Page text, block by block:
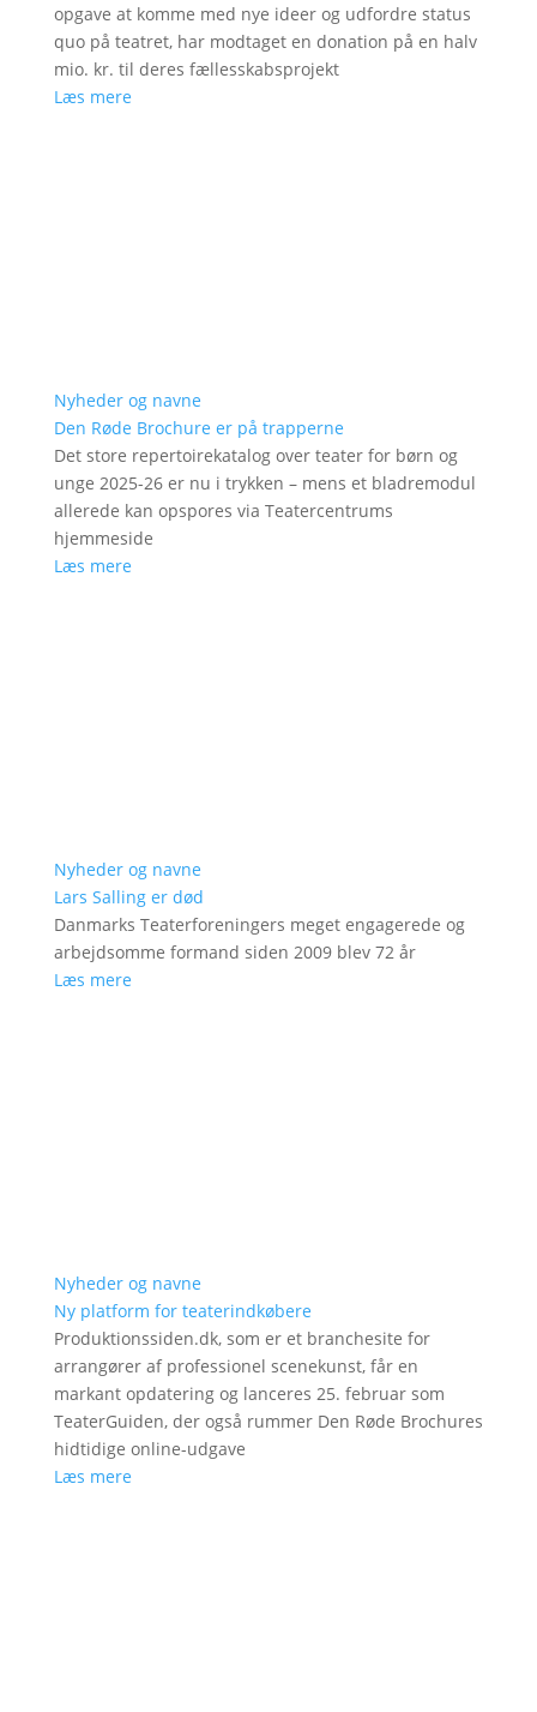
opgave at komme med nye ideer og udfordre status
quo på teatret, har modtaget en donation på en halv
mio. kr. til deres fællesskabsprojekt
Læs mere
Nyheder og navne
Den Røde Brochure er på trapperne
Det store repertoirekatalog over teater for børn og
unge 2025-26 er nu i trykken – mens et bladremodul
allerede kan opspores via Teatercentrums
hjemmeside
Læs mere
Nyheder og navne
Lars Salling er død
Danmarks Teaterforeningers meget engagerede og
arbejdsomme formand siden 2009 blev 72 år
Læs mere
Nyheder og navne
Ny platform for teaterindkøbere
Produktionssiden.dk, som er et branchesite for
arrangører af professionel scenekunst, får en
markant opdatering og lanceres 25. februar som
TeaterGuiden, der også rummer Den Røde Brochures
hidtidige online-udgave
Læs mere